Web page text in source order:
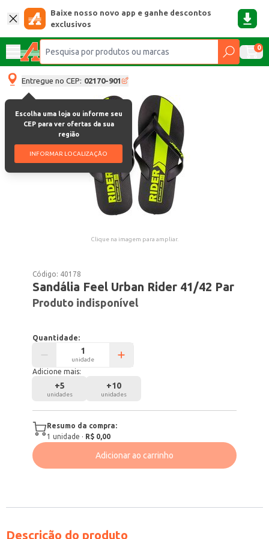
Baixe nosso novo app e ganhe descontos
exclusivos
0
Entregue no CEP: 02170-901
Escolha uma loja ou informe seu
CEP para ver ofertas da sua
região
INFORMAR LOCALIZAÇÃO
Clique na imagem para ampliar.
Código: 40178
Sandália Feel Urban Rider 41/42 Par
Produto indisponível
Quantidade:
unidade
Adicione mais:
+5
unidades
+10
unidades
Resumo da compra:
1 unidade · R$ 0,00
Adicionar ao carrinho
Descrição do produto